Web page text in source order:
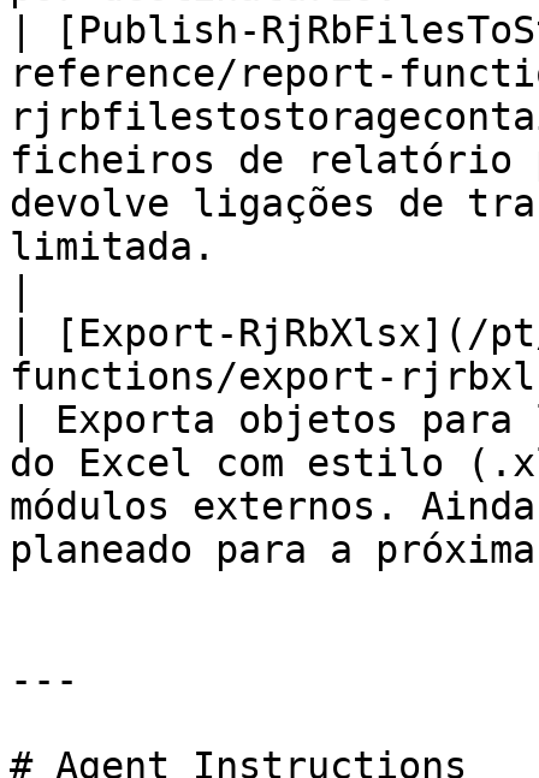
| [Publish-
reference/report-
ficheiros de relatório
devolve ligações de
limitada.
| [Export-RjRbXlsx](/
functions/export-
| Exporta objetos
do Excel com estilo
módulos externos.
planeado para a
---
# Agent Instructions